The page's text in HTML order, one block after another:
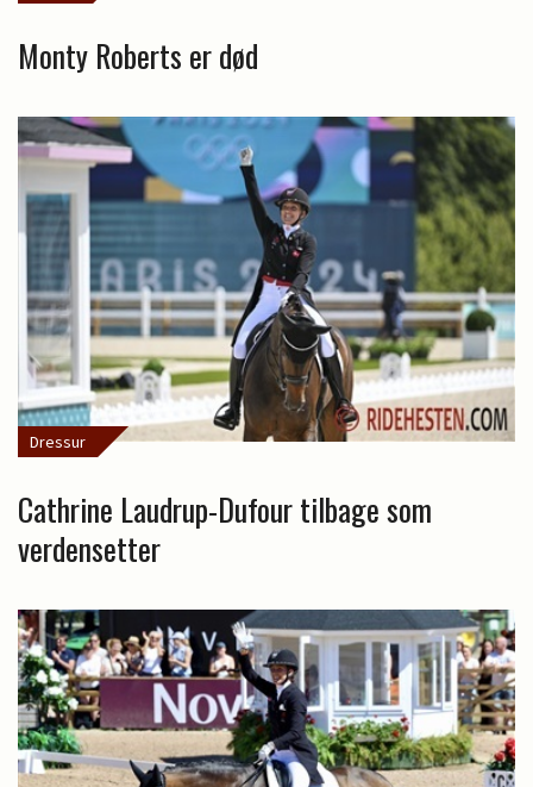
Monty Roberts er død
Dressur
Cathrine Laudrup-Dufour tilbage som
verdensetter